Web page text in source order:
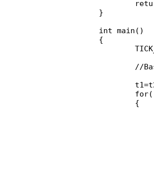
}
int main()
{